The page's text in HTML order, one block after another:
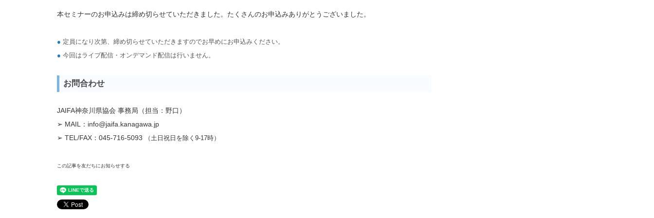
本セミナーのお申込みは締め切らせていただきました。たくさんのお申込みありがとうございました。
● 定員になり次第、締め切らせていただきますのでお早めにお申込みください。
● 今回はライブ配信・オンデマンド配信は行いません。
お問合わせ
JAIFA神奈川県協会 事務局（担当：野口）
➢ MAIL： info@jaifa.kanagawa.jp
➢ TEL/FAX：045-716-5093
（土日祝日を除く9-17時）
この記事を友だちにお知らせする